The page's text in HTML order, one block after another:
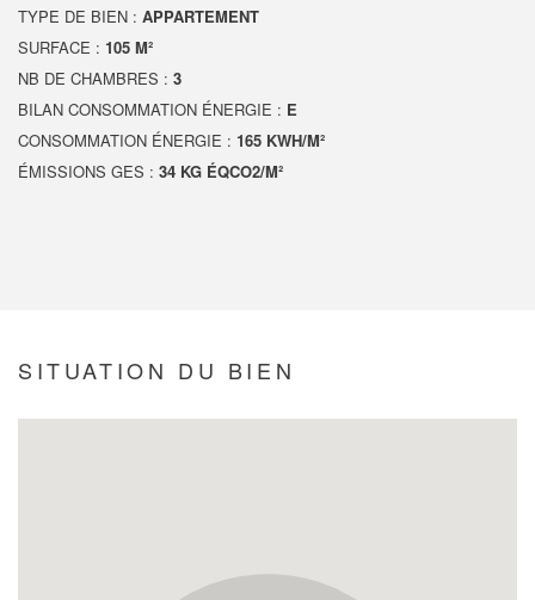
TYPE DE BIEN : APPARTEMENT
SURFACE : 105 M²
NB DE CHAMBRES : 3
BILAN CONSOMMATION ÉNERGIE : E
CONSOMMATION ÉNERGIE : 165 KWH/M²
ÉMISSIONS GES : 34 KG ÉQCO2/M²
SITUATION DU BIEN